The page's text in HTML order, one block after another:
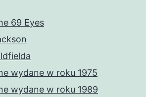
69 Eyes
wydane w roku 1975
wydane w roku 1989